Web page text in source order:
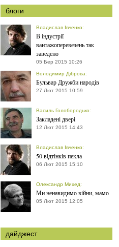
блоги
Владислав Івченко:
В індустрії
вантажоперевезень так
заведено
05 Бер 2015 10:26
Володимир Діброва:
Бульвар Дружби народів
27 Лют 2015 10:59
Василь Голобородько:
Закладені двері
12 Лют 2015 14:43
Владислав Івченко:
50 відтінків пекла
06 Лют 2015 15:10
Олександр Михед:
Ми ненавидимо війни, мамо
05 Лют 2015 12:05
дайджест